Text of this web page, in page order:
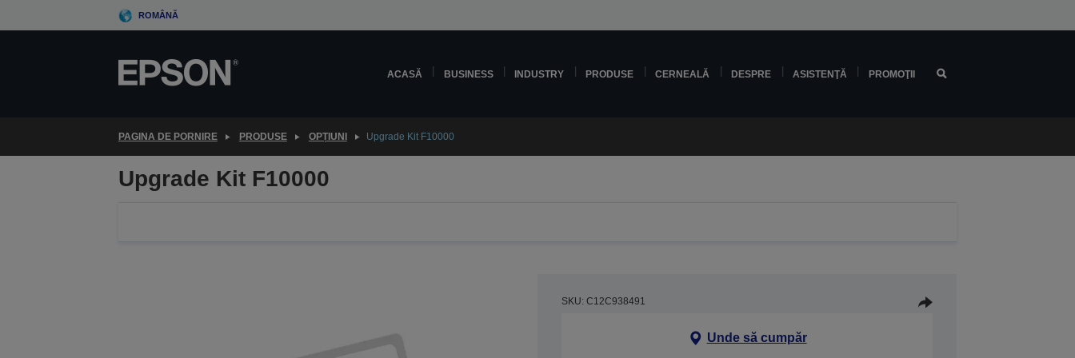
to
ROMÂNĂ
ACASĂ BUSINESS INDUSTRY PRODUSE CERNEALĂ DESPRE ASISTENŢĂ PROMOŢII
PAGINA DE PORNIRE PRODUSE OPȚIUNI Upgrade Kit F10000
Upgrade Kit F10000
SKU: C12C938491
Unde să cumpăr